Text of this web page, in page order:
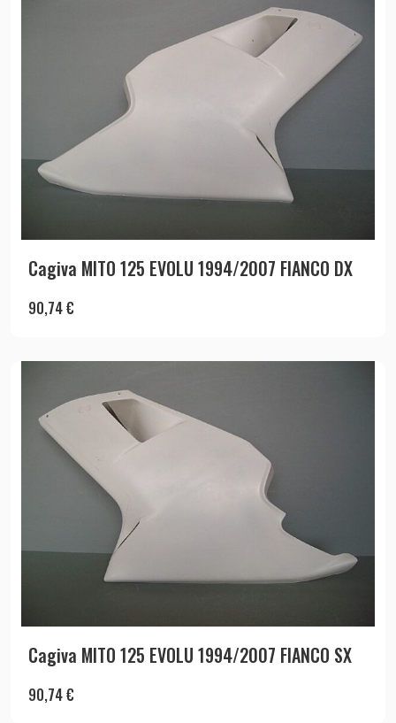
Cagiva MITO 125 EVOLU 1994/2007 FIANCO DX
90,74€
Cagiva MITO 125 EVOLU 1994/2007 FIANCO SX
90,74€